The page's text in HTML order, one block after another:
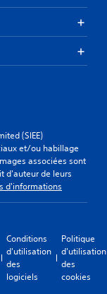
(SIEE)
et/ou habillage
associées sont
d'auteur de leurs
d'informations
Conditions
d'utilisation
des
logiciels
Politique
d'utilisation
des
cookies